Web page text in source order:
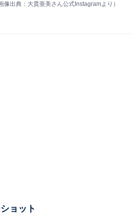
像出典：大貫亜美さん公式Instagramより）
ョット